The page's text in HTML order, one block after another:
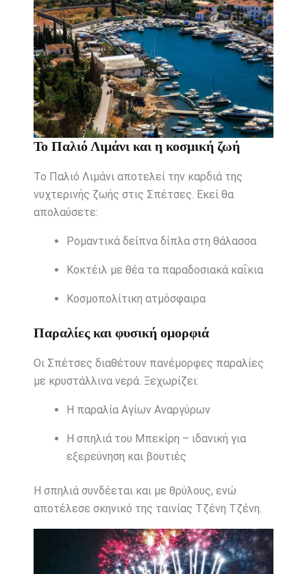
Το Παλιό Λιμάνι και η κοσμική ζωή
Το Παλιό Λιμάνι αποτελεί την καρδιά της
νυχτερινής ζωής στις Σπέτσες. Εκεί θα
απολαύσετε:
Ρομαντικά δείπνα δίπλα στη θάλασσα
Κοκτέιλ με θέα τα παραδοσιακά καΐκια
Κοσμοπολίτικη ατμόσφαιρα
Παραλίες και φυσική ομορφιά
Οι Σπέτσες διαθέτουν πανέμορφες παραλίες
με κρυστάλλινα νερά. Ξεχωρίζει:
Η παραλία Αγίων Αναργύρων
Η σπηλιά του Μπεκίρη – ιδανική για
εξερεύνηση και βουτιές
Η σπηλιά συνδέεται και με θρύλους, ενώ
αποτέλεσε σκηνικό της ταινίας Τζένη Τζένη.